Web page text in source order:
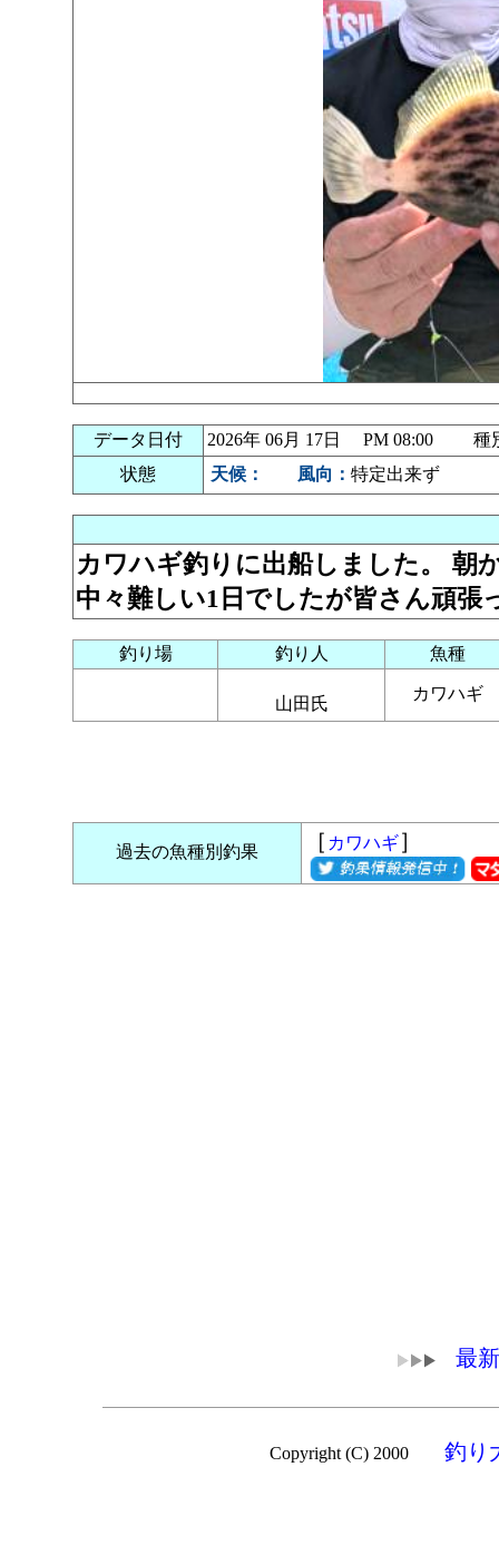
データ日付
2026年 06月 17日 PM 08:00 種
状態
天候： 風向： 特定出来ず
カワハギ釣りに出船しました。 朝
中々難しい1日でしたが皆さん頑張
釣り場 釣り人 魚種
山田氏
カワハギ
過去の魚種別釣果 ［ カワハギ］
最
Copyright (C) 2000 釣り